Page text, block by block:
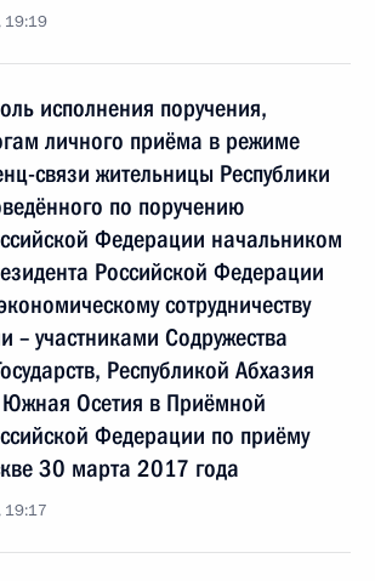
19:19
исполнения поручения,
личного приёма в режиме
связи жительницы Республики
по поручению
Федерации начальником
Российской Федерации
сотрудничеству
– участниками Содружества
Республикой Абхазия
Южная Осетия в Приёмной
Федерации по приёму
30 марта 2017 года
19:17